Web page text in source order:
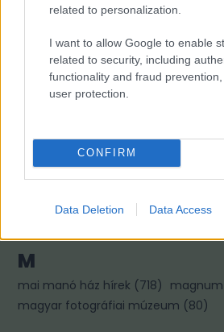
related to personalization.
I want to allow Google to enable
related to security, including
functionality and fraud
user protection.
CONFIRM
Data Deletion Data Access
PUNKT
Nincs
Fotográfusok
M
mai manó ház hírek (718)
magyar fotográfiai múzeum (80)